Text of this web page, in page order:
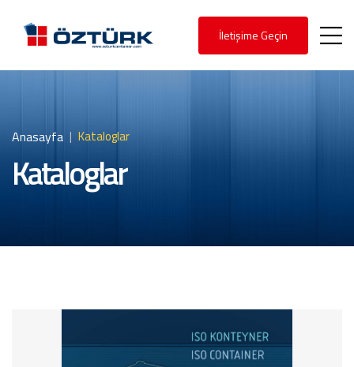
İletişime Geçin
Anasayfa Kataloglar
Kataloglar